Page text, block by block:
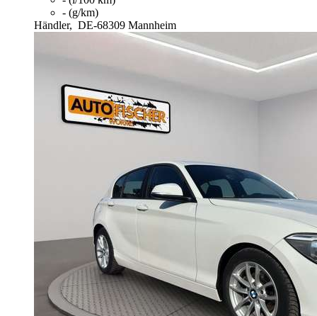
- (g/km)
Händler, DE-68309 Mannheim